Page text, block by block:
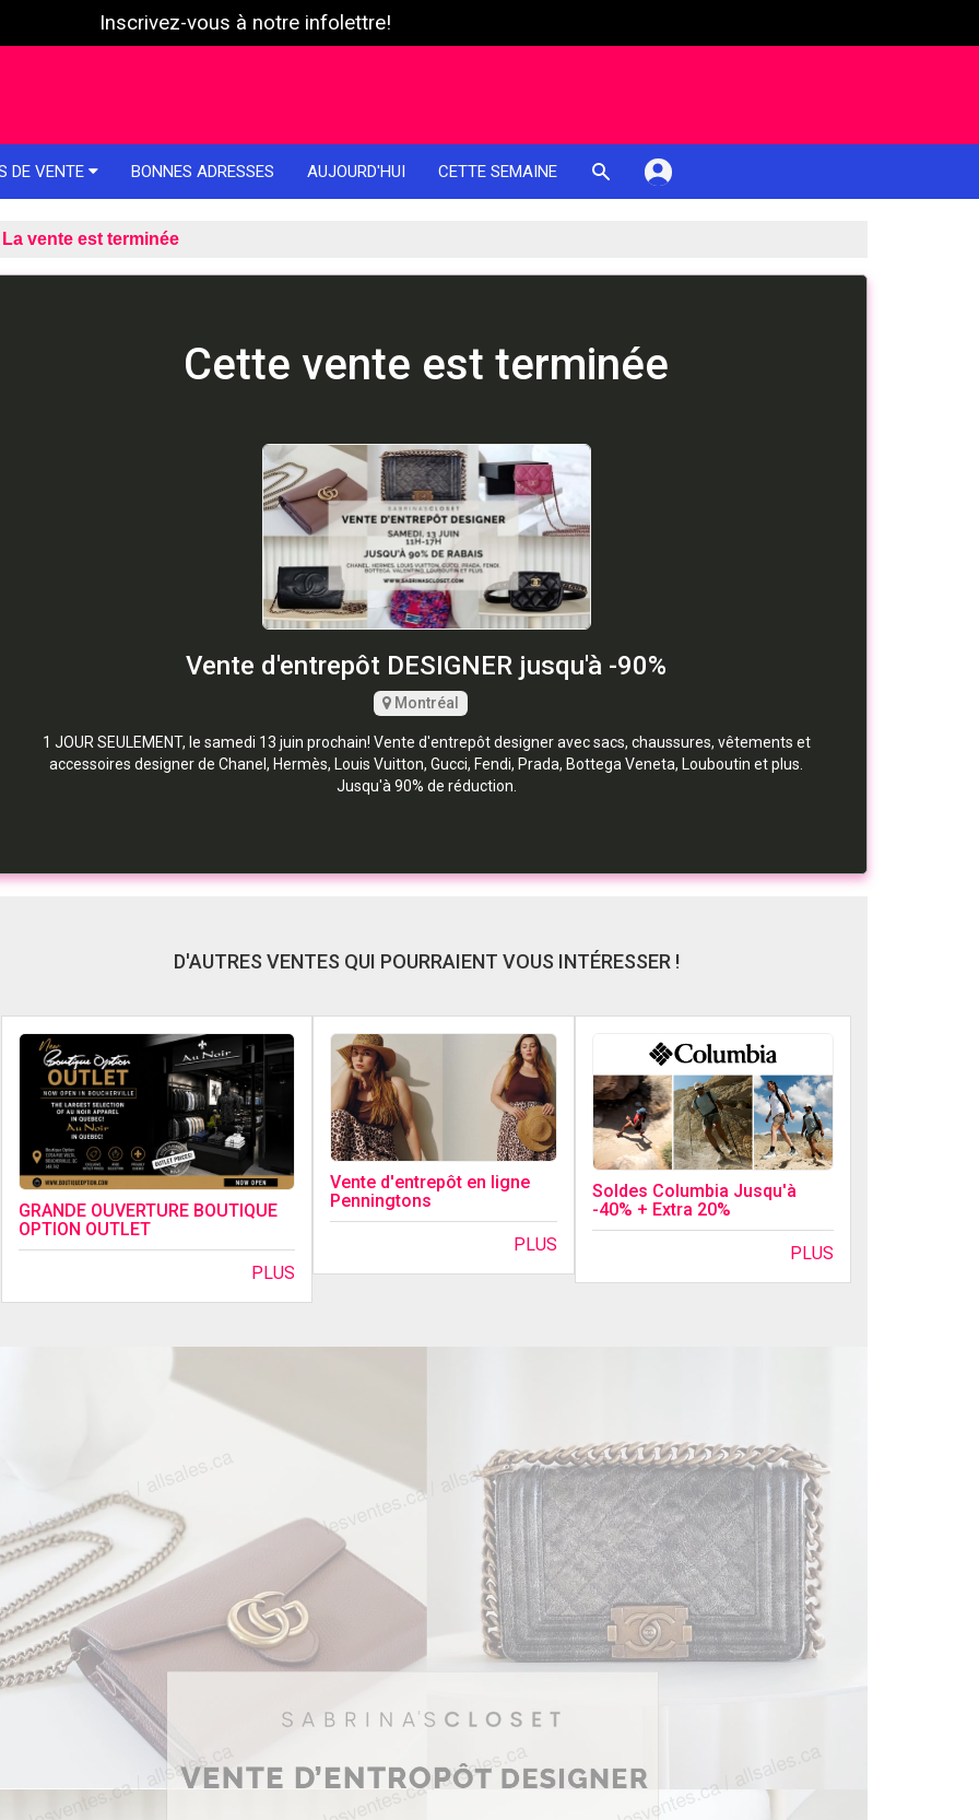
Inscrivez-vous à notre infolettre!
DE VENTE BONNES ADRESSES AUJOURD'HUI CETTE SEMAINE
La vente est terminée
Cette vente est terminée
Vente d'entrepôt DESIGNER jusqu'à -90%
Montréal
1 JOUR SEULEMENT, le samedi 13 juin prochain! Vente d'entrepôt designer avec sacs, chaussures, vêtements et
accessoires designer de Chanel, Hermès, Louis Vuitton, Gucci, Fendi, Prada, Bottega Veneta, Louboutin et plus.
Jusqu'à 90% de réduction.
D'AUTRES VENTES QUI POURRAIENT VOUS INTÉRESSER !
GRANDE OUVERTURE BOUTIQUE
OPTION OUTLET
PLUS
Vente d'entrepôt en ligne
Penningtons
PLUS
Soldes Columbia Jusqu'à
-40% + Extra 20%
PLUS